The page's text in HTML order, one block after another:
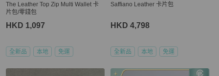
The Leather Top Zip Multi Wallet 卡
片包/零錢包
HKD 1,097
全新品 本地 免運
Saffiano Leather 卡片包
HKD 4,798
全新品 本地 免運